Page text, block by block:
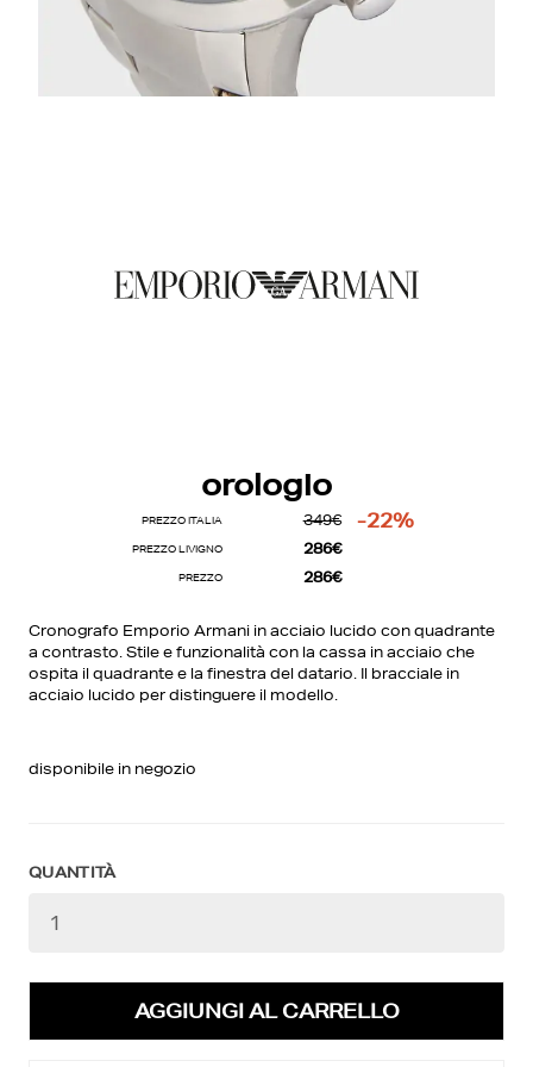
orologio
PREZZO ITALIA 349€ -22%
PREZZO LIVIGNO 286€
PREZZO 286€
Cronografo Emporio Armani in acciaio lucido con quadrante
a contrasto. Stile e funzionalità con la cassa in acciaio che
ospita il quadrante e la finestra del datario. Il bracciale in
acciaio lucido per distinguere il modello.
disponibile in negozio
QUANTITÀ
AGGIUNGI AL CARRELLO
La tua lista dei desideri